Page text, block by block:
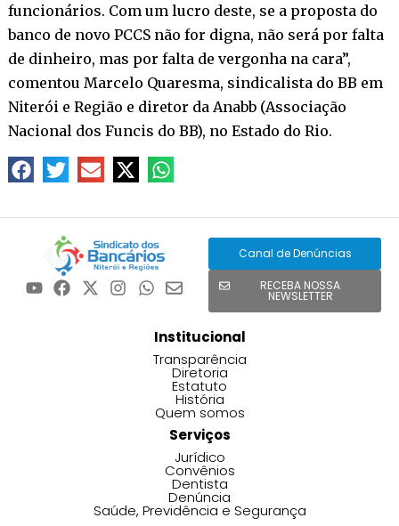
funcionários. Com um lucro deste, se a proposta do
banco de novo PCCS não for digna, não será por falta
de dinheiro, mas por falta de vergonha na cara”,
comentou Marcelo Quaresma, sindicalista do BB em
Niterói e Região e diretor da Anabb (Associação
Nacional dos Funcis do BB), no Estado do Rio.
Canal de Denúncias
RECEBA NOSSA
NEWSLETTER
Institucional
Transparência
Diretoria
Estatuto
História
Quem somos
Serviços
Jurídico
Convênios
Dentista
Denúncia
Saúde, Previdência e Segurança